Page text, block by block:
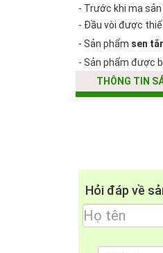
- Trước khi mạ
- Đầu vòi được
- Sản phẩm sen
- Sản phẩm được
THÔNG TIN
Hỏi đáp về